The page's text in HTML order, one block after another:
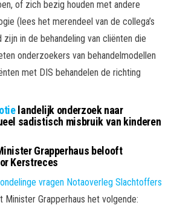
of zich bezig houden met andere
(lees het merendeel van de collega’s
zijn in de behandeling van cliënten die
onderzoekers van behandelmodellen
met DIS behandelen de richting
landelijk onderzoek naar
sadistisch misbruik van kinderen
Grapperhaus belooft
Kerstreces
vragen Notaoverleg Slachtoffers
Minister Grapperhaus het volgende: